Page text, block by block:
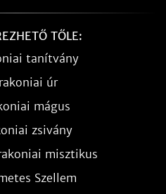
TŐLE:
tanítvány
úr
mágus
zsivány
misztikus
Szellem